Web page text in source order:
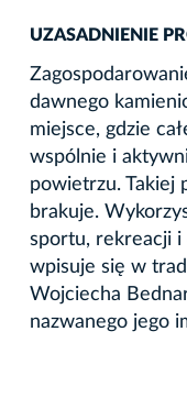
UZASADNIENIE
dawnego
miejsce, gdzie
wspólnie i
powietrzu. Takiej
brakuje.
sportu, rekreacji
wpisuje się w
Wojciecha
nazwanego jego